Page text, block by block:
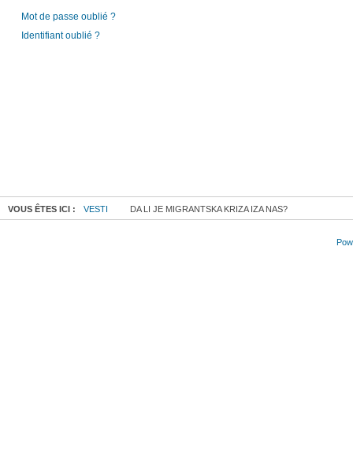
Mot de passe oublié ?
Identifiant oublié ?
VOUS ÊTES ICI : VESTI DA LI JE MIGRANTSKA KRIZA IZA NAS?